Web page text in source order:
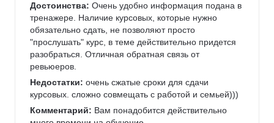
большой. Применять можно сразу.
Достоинства: Очень удобно информация подана в
тренажере. Наличие курсовых, которые нужно
обязательно сдать, не позволяют просто
"прослушать" курс, в теме действительно придется
разобраться. Отличная обратная связь от
ревьюеров.
Недостатки: очень сжатые сроки для сдачи
курсовых. сложно совмещать с работой и семьей)))
Комментарий: Вам понадобится действительно